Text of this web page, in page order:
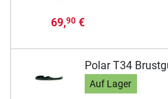
69,90€
Polar T34
Auf Lager